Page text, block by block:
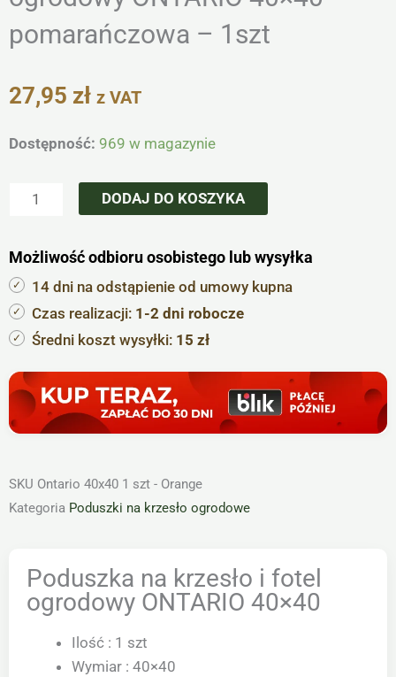
pomarańczowa – 1szt
27,95 zł z VAT
Dostępność: 969 w magazynie
ilość
fotel
ogrodowy
ONTARIO
40×40
-
1szt
DODAJ DO KOSZYKA
Możliwość odbioru osobistego lub wysyłka
14 dni na odstąpienie od umowy kupna
Czas realizacji: 1-2 dni robocze
Średni koszt wysyłki: 15 zł
SKU Ontario 40x40 1 szt - Orange
Kategoria Poduszki na krzesło ogrodowe
Poduszka na krzesło i fotel
ogrodowy ONTARIO 40×40
Ilość : 1 szt
Wymiar : 40×40